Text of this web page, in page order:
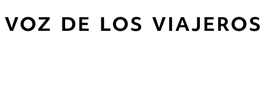
DE LOS VIAJEROS